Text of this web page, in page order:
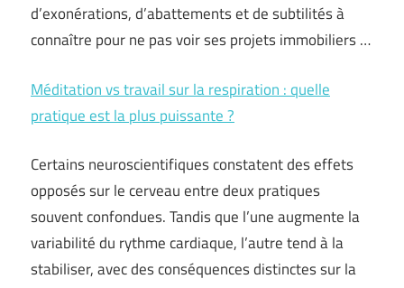
d’exonérations, d’abattements et de subtilités à
connaître pour ne pas voir ses projets immobiliers …
Méditation vs travail sur la respiration : quelle
pratique est la plus puissante ?
Certains neuroscientifiques constatent des effets
opposés sur le cerveau entre deux pratiques
souvent confondues. Tandis que l’une augmente la
variabilité du rythme cardiaque, l’autre tend à la
stabiliser, avec des conséquences distinctes sur la